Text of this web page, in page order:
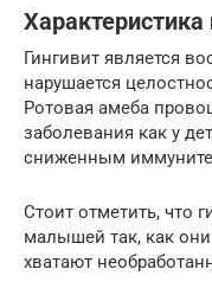
Характеристика
Гингивит является
нарушается
Ротовая амеба
заболевания как у
сниженным
Стоит отметить, что
малышей так, как
хватают